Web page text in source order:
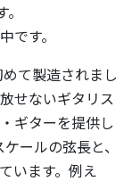
です。
て製造されまし
せないギタリス
ギターを提供し
ールの弦長と、
います。例え